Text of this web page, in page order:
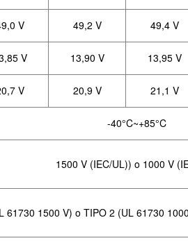
V 49,2 V 49,4 V
V 13,90 V 13,95 V
V 20,9 V 21,1 V
-40°C~+85°C
1500 V (IEC/UL)) o 1000 V
61730 1500 V) o TIPO 2 (UL 61730